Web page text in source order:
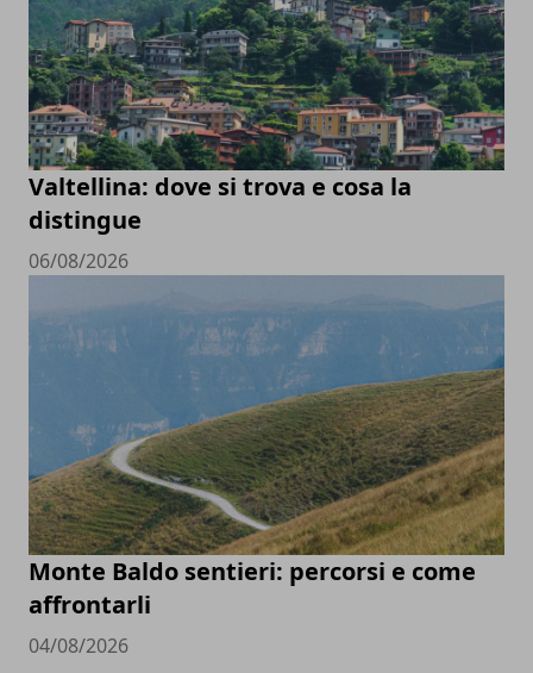
Valtellina: dove si trova e cosa la
distingue
06/08/2026
Monte Baldo sentieri: percorsi e come
affrontarli
04/08/2026